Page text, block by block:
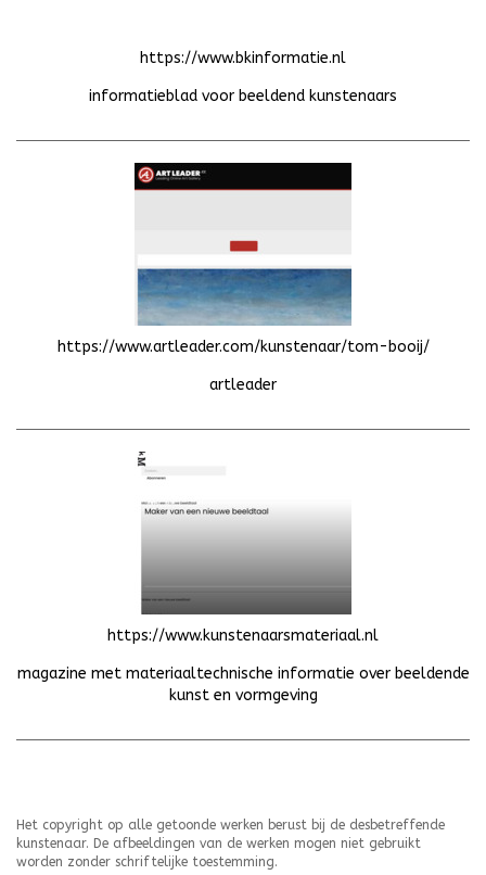
https://www.bkinformatie.nl
informatieblad voor beeldend kunstenaars
https://www.artleader.com/kunstenaar/tom-booij/
artleader
https://www.kunstenaarsmateriaal.nl
magazine met materiaaltechnische informatie over beeldende
kunst en vormgeving
Het copyright op alle getoonde werken berust bij de desbetreffende
kunstenaar. De afbeeldingen van de werken mogen niet gebruikt
worden zonder schriftelijke toestemming.